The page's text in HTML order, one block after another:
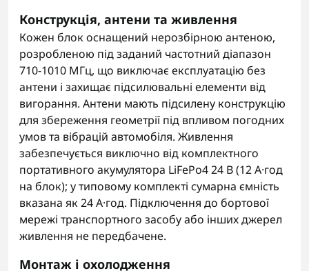
Конструкція, антени та живлення
Кожен блок оснащений нерозбірною антеною,
розробленою під заданий частотний діапазон
710-1010 МГц, що виключає експлуатацію без
антени і захищає підсилювальні елементи від
вигорання. Антени мають підсилену конструкцію
для збереження геометрії під впливом погодних
умов та вібрацій автомобіля. Живлення
забезпечується виключно від комплектного
портативного акумулятора LiFePo4 24 В (12 А·год
на блок); у типовому комплекті сумарна ємність
вказана як 24 А·год. Підключення до бортової
мережі транспортного засобу або інших джерел
живлення не передбачене.
Монтаж і охолодження